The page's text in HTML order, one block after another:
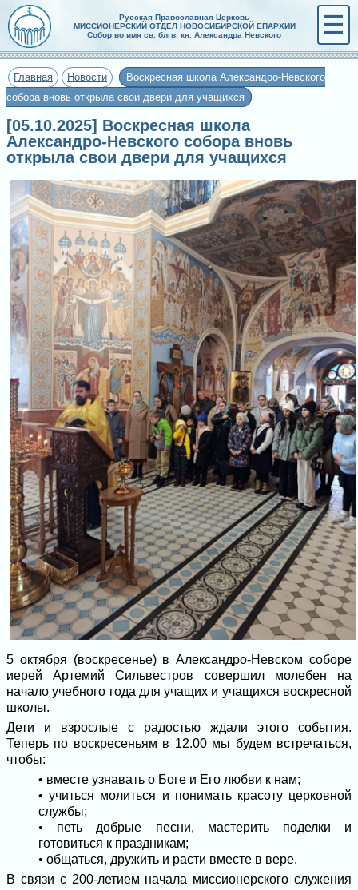
Русская Православная Церковь
МИССИОНЕРСКИЙ ОТДЕЛ НОВОСИБИРСКОЙ ЕПАРХИИ
Собор во имя св. блгв. кн. Александра Невского
☰
Главная Новости
Воскресная школа Александро-Невского
собора вновь открыла свои двери для учащихся
[05.10.2025] Воскресная школа
Александро-Невского собора вновь
открыла свои двери для учащихся
5 октября (воскресенье) в Александро-Невском соборе
иерей Артемий Сильвестров совершил молебен на
начало учебного года для учащих и учащихся воскресной
школы.
Дети и взрослые с радостью ждали этого события.
Теперь по воскресеньям в 12.00 мы будем встречаться,
чтобы:
• вместе узнавать о Боге и Его любви к нам;
• учиться молиться и понимать красоту церковной
службы;
• петь добрые песни, мастерить поделки и
готовиться к праздникам;
• общаться, дружить и расти вместе в вере.
В связи с 200-летием начала миссионерского служения